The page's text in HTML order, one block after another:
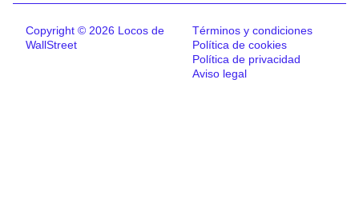
Copyright © 2026 Locos de
WallStreet
Términos y condiciones
Política de cookies
Política de privacidad
Aviso legal